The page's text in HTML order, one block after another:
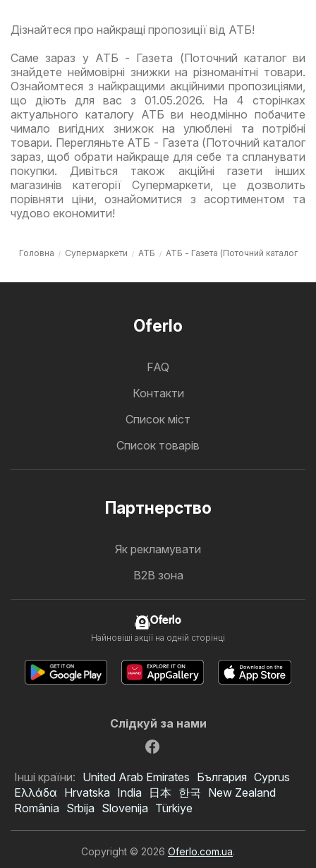
Дізнайтеся про найкращі пропозиції від АТБ!
Саме зараз у АТБ - Газета (Поточний каталог ви
знайдете неймовірні знижки на різноманітні товари.
Ознайомтеся з найкращими акційними пропозиціями,
що діють для вас з 01.05.2026. На 4 сторінках
актуального каталогу АТБ ви неодмінно побачите
чимало вигідних знижок на улюблені та потрібні
товари. Перегляньте АТБ - Газета (Поточний каталог
зараз, щоб обрати найкраще для себе та спланувати
покупки. Дивіться також акційні газети інших
магазинів категорії Супермаркети, це дозволить
порівняти ціни, ознайомитися з асортиментом та
чудово економити!
Головна Супермаркети АТБ АТБ - Газета (Поточний каталог
Oferlo
FAQ
Контакти
Cписок міст
Список товарів
Партнерство
Як рекламувати
B2B зона
Oferlo
Найновіші акції на одній сторінці
Слідкуй за нами
Інші країни: United Arab Emirates България Cyprus
Ελλάδα Hrvatska India 日本 한국 New Zealand
România Srbija Slovenija Türkiye
Copyright © 2026 Oferlo.com.ua.